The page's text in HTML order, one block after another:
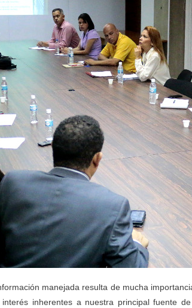
manejada resulta de mucha
inherentes a nuestra principal fuente